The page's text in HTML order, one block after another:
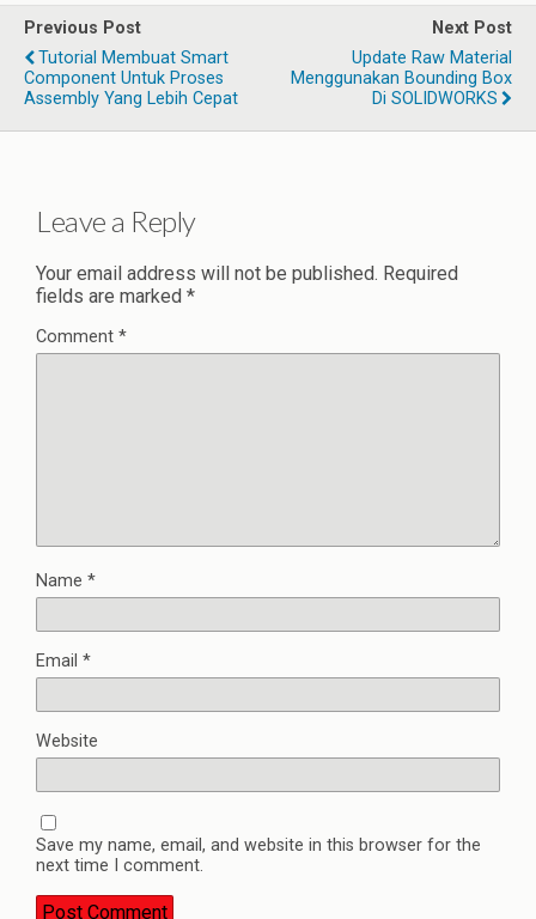
Previous Post
Tutorial Membuat Smart
Component Untuk Proses
Assembly Yang Lebih Cepat
Next Post
Update Raw Material
Menggunakan Bounding Box
Di SOLIDWORKS
Leave a Reply
Your email address will not be published. Required
fields are marked *
Comment *
Name *
Email *
Website
Save my name, email, and website in this browser for the
next time I comment.